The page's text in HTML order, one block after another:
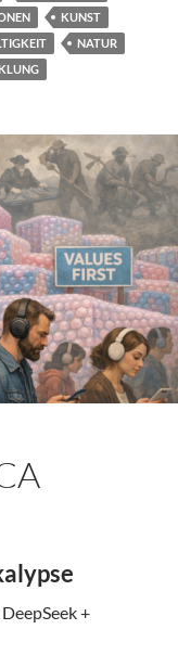
KUNST
NATUR
+